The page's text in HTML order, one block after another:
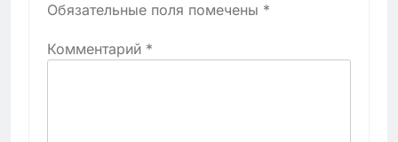
Обязательные поля помечены *
Комментарий *